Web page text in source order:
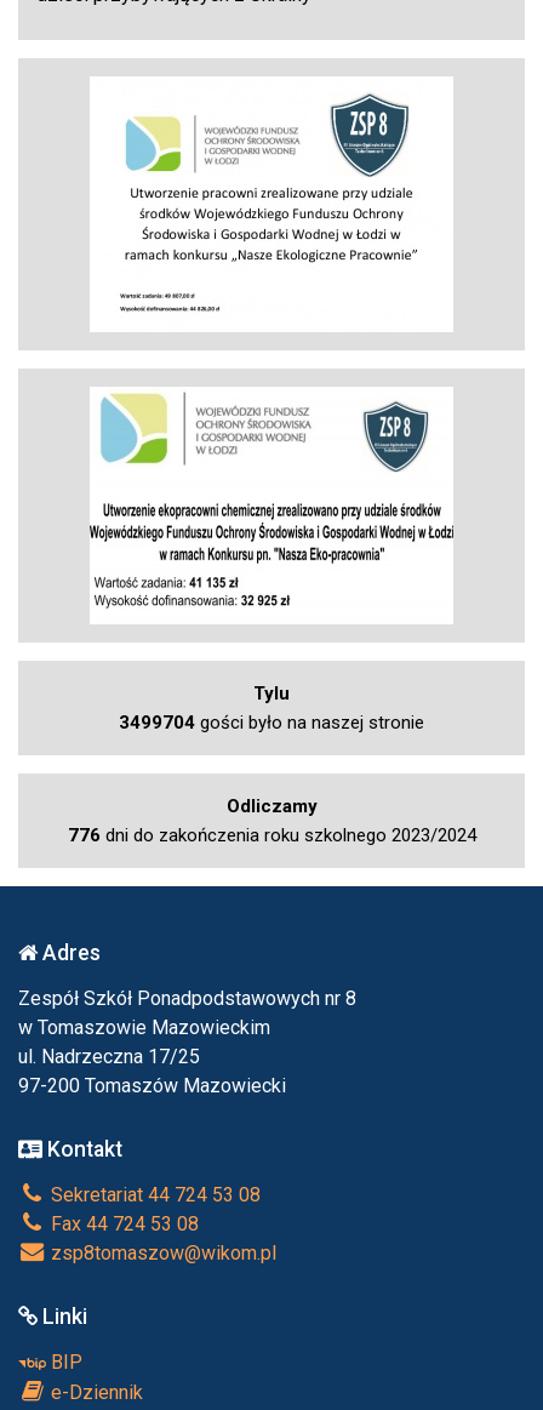
Tylu
3499704 gości było na naszej stronie
Odliczamy
776 dni do zakończenia roku szkolnego 2023/2024
Adres
Zespół Szkół Ponadpodstawowych nr 8
w Tomaszowie Mazowieckim
ul. Nadrzeczna 17/25
97-200 Tomaszów Mazowiecki
Kontakt
Sekretariat 44 724 53 08
Fax 44 724 53 08
zsp8tomaszow@wikom.pl
Linki
BIP
e-Dziennik